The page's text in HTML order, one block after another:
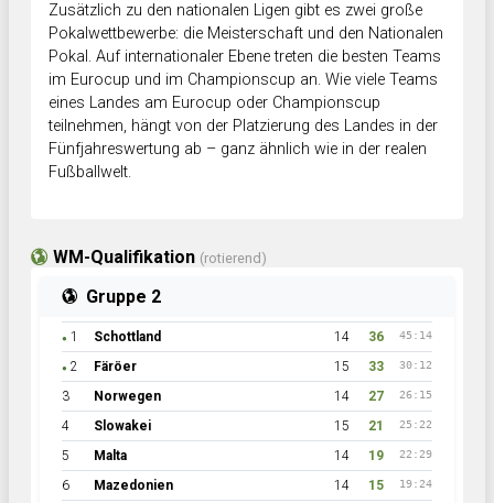
Zusätzlich zu den nationalen Ligen gibt es zwei große
Pokalwettbewerbe: die Meisterschaft und den Nationalen
Pokal. Auf internationaler Ebene treten die besten Teams
im Eurocup und im Championscup an. Wie viele Teams
eines Landes am Eurocup oder Championscup
teilnehmen, hängt von der Platzierung des Landes in der
Fünfjahreswertung ab – ganz ähnlich wie in der realen
Fußballwelt.
WM-Qualifikation (rotierend)
Gruppe 2
● 1 Schottland 14 36 45:14
● 2 Färöer 15 33 30:12
3 Norwegen 14 27 26:15
4 Slowakei 15 21 25:22
5 Malta 14 19 22:29
6 Mazedonien 14 15 19:24